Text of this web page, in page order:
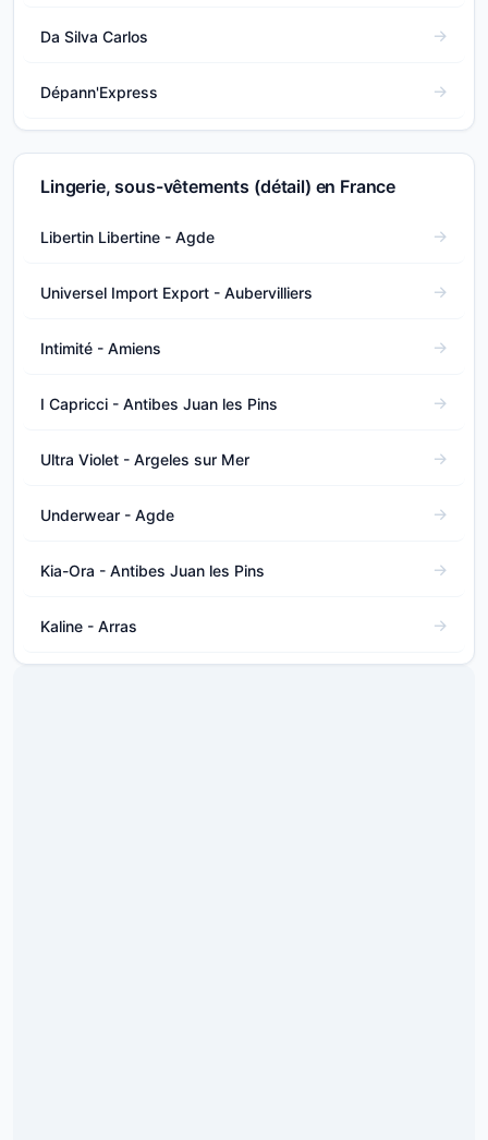
Da Silva Carlos
Dépann'Express
Lingerie, sous-vêtements (détail) en France
Libertin Libertine - Agde
Universel Import Export - Aubervilliers
Intimité - Amiens
I Capricci - Antibes Juan les Pins
Ultra Violet - Argeles sur Mer
Underwear - Agde
Kia-Ora - Antibes Juan les Pins
Kaline - Arras